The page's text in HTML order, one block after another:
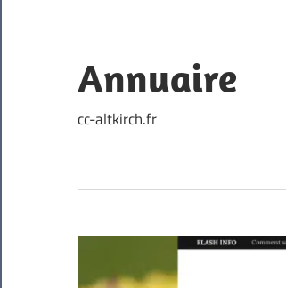
content
Annuaire
cc-altkirch.fr